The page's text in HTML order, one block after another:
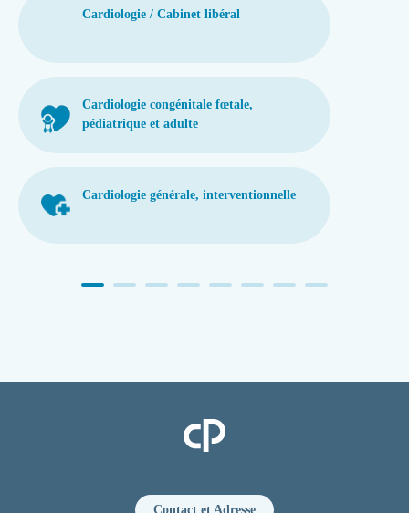
Cardiologie / Cabinet libéral
Cardiologie congénitale fœtale,
pédiatrique et adulte
Cardiologie générale, interventionnelle
Clinique Pasteur
Contact et Adresse